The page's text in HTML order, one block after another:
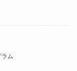
ラム